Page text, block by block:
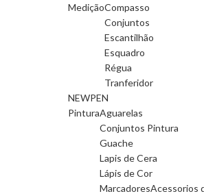
MediçãoCompasso
Conjuntos
Escantilhão
Esquadro
Régua
Tranferidor
NEWPEN
PinturaAguarelas
Conjuntos Pintura
Guache
Lapis de Cera
Lápis de Cor
MarcadoresAcessorios